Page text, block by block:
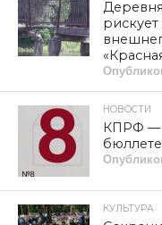
НОВОСТИ
КПРФ —
КУЛЬТУРА